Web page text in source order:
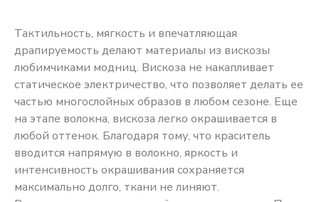
Тактильность, мягкость и впечатляющая
драпируемость делают материалы из вискозы
любимчиками модниц. Вискоза не накапливает
статическое электричество, что позволяет делать ее
частью многослойных образов в любом сезоне. Еще
на этапе волокна, вискоза легко окрашивается в
любой оттенок. Благодаря тому, что краситель
вводится напрямую в волокно, яркость и
интенсивность окрашивания сохраняется
максимально долго, ткани не линяют.